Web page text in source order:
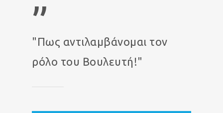
”
"Πως αντιλαμβάνομαι τον
ρόλο του Βουλευτή!"